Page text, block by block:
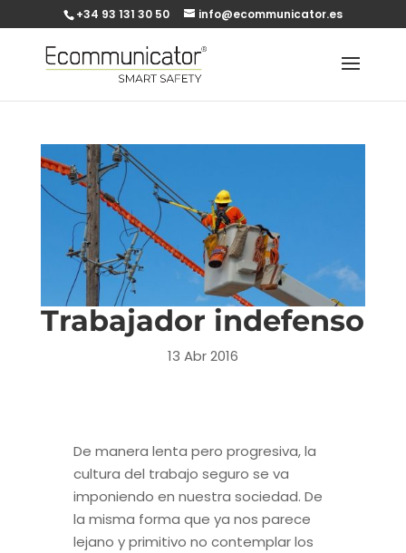
+34 93 131 30 50 info@ecommunicator.es
Trabajador indefenso
13 Abr 2016
De manera lenta pero progresiva, la
cultura del trabajo seguro se va
imponiendo en nuestra sociedad. De
la misma forma que ya nos parece
lejano y primitivo no contemplar los